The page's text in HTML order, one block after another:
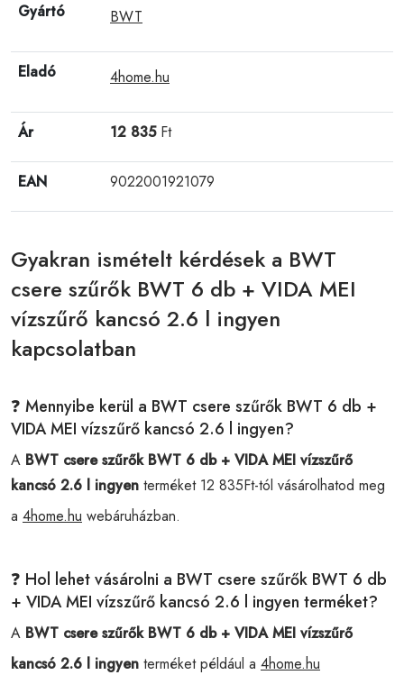
Gyártó BWT
Eladó 4home.hu
Ár 12 835Ft
EAN 9022001921079
Gyakran ismételt kérdések a BWT
csere szűrők BWT 6 db + VIDA MEI
vízszűrő kancsó 2.6 l ingyen
kapcsolatban
❓ Mennyibe kerül a BWT csere szűrők BWT 6 db +
VIDA MEI vízszűrő kancsó 2.6 l ingyen?
A BWT csere szűrők BWT 6 db + VIDA MEI vízszűrő
kancsó 2.6 l ingyen terméket 12 835Ft-tól vásárolhatod meg
a 4home.hu webáruházban.
❓ Hol lehet vásárolni a BWT csere szűrők BWT 6 db
+ VIDA MEI vízszűrő kancsó 2.6 l ingyen terméket?
A BWT csere szűrők BWT 6 db + VIDA MEI vízszűrő
kancsó 2.6 l ingyen terméket például a 4home.hu